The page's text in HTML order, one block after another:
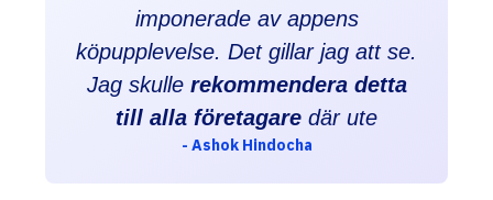
imponerade av appens
köpupplevelse. Det gillar jag att se.
Jag skulle rekommendera detta
till alla företagare där ute
- Ashok Hindocha